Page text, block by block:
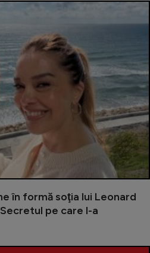
în formă soţia lui Leonard
pe care l-a